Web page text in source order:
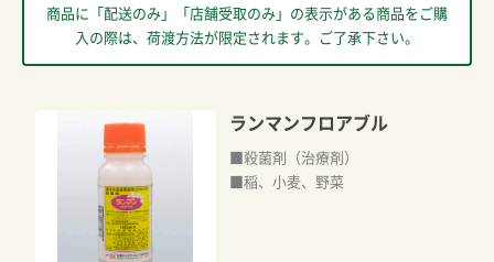
商品に「配送のみ」「店舗受取のみ」の表示がある商品をご購
入の際は、荷渡方法が限定されます。ご了承下さい。
ランマンフロアブル
■殺菌剤（治療剤）
■稲、小麦、野菜